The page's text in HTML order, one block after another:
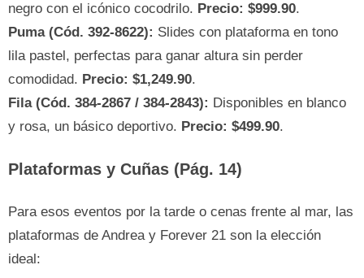
negro con el icónico cocodrilo. Precio: $999.90.
Puma (Cód. 392-8622): Slides con plataforma en tono
lila pastel, perfectas para ganar altura sin perder
comodidad. Precio: $1,249.90.
Fila (Cód. 384-2867 / 384-2843): Disponibles en blanco
y rosa, un básico deportivo. Precio: $499.90.
Plataformas y Cuñas (Pág. 14)
Para esos eventos por la tarde o cenas frente al mar, las
plataformas de Andrea y Forever 21 son la elección
ideal: